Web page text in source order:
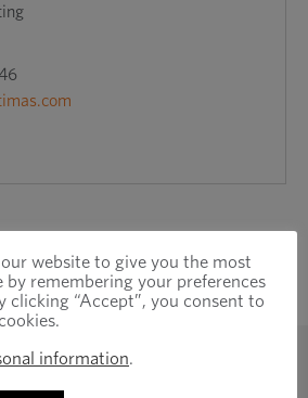
website to give you the most
by remembering your preferences
clicking “Accept”, you consent to
information.